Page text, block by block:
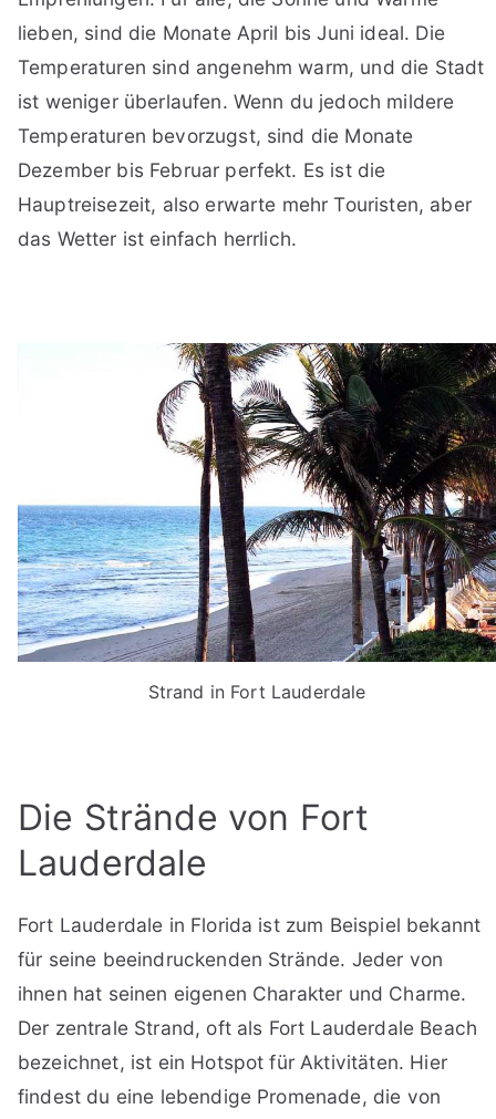
lieben, sind die Monate April bis Juni ideal. Die
Temperaturen sind angenehm warm, und die Stadt
ist weniger überlaufen. Wenn du jedoch mildere
Temperaturen bevorzugst, sind die Monate
Dezember bis Februar perfekt. Es ist die
Hauptreisezeit, also erwarte mehr Touristen, aber
das Wetter ist einfach herrlich.
Strand in Fort Lauderdale
Die Strände von Fort
Lauderdale
Fort Lauderdale in Florida ist zum Beispiel bekannt
für seine beeindruckenden Strände. Jeder von
ihnen hat seinen eigenen Charakter und Charme.
Der zentrale Strand, oft als Fort Lauderdale Beach
bezeichnet, ist ein Hotspot für Aktivitäten. Hier
findest du eine lebendige Promenade, die von